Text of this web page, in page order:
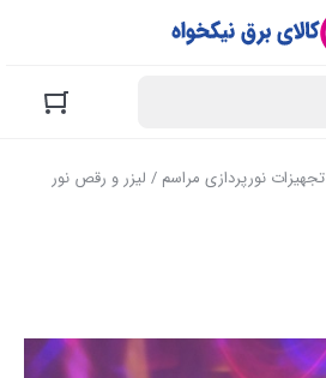
تجهیزات نورپردازی مراسم / لیزر و رقص نور